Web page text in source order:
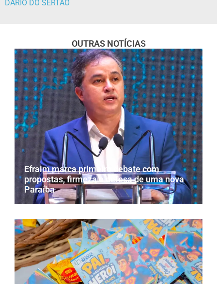
DÁRIO DO SERTÃO
OUTRAS NOTÍCIAS
Efraim marca primeiro debate com
propostas, firmeza e defesa de uma nova
Paraíba